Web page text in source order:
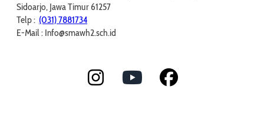
Sidoarjo, Jawa Timur 61257
Telp : (031) 7881734
E-Mail : Info@smawh2.sch.id